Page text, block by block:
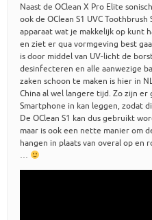
Naast de OClean X Pro Elite
ook de OClean S1 UVC
apparaat wat je makkelijk op kunt
en ziet er qua vormgeving best
is door middel van UV-licht de
desinfecteren en alle aanwezige
zaken schoon te maken is hier in
China al wel langere tijd. Zo zijn
Smartphone in kan leggen, zodat
De OClean S1 kan dus gebruikt
maar is ook een nette manier om
hangen in plaats van overal op en
…